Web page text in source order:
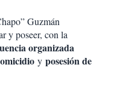
Guzmán
y poseer, con la
organizada
y posesión de